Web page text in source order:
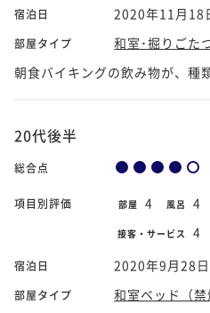
宿泊日 2020年11月18
部屋タイプ
和室･掘りごた
朝食バイキングの飲み物が、種
20代後半
総合点
項目別評価 部屋 4 風呂 4
接客・サービス 4
宿泊日 2020年9月28日
部屋タイプ
和室ベッド（禁